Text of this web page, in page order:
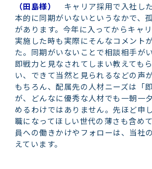
（田島様）
キャリア採用で入社し
本的に同期がいないというなかで、
があります。今年に入ってからキャ
実施した時も実際にそんなコメント
た。同期がいないことで相談相手が
即戦力と見なされてしまい教えても
い、できて当然と見られるなどの声
もちろん、配属先の人材ニーズは「
が、どんなに優秀な人材でも一朝一
めるわけではありません。先ほど申
職になってほしい世代の薄さも含め
員への働きかけやフォローは、当社
えています。